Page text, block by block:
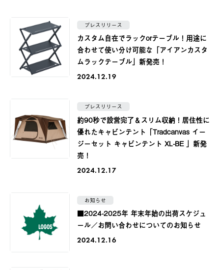
プレスリリース
カスタム自在でラックorテーブル！用途に
合わせて使い分け可能な「アイアンカスタ
ムラックテーブル」新発売！
2024.12.19
プレスリリース
約90秒で設営完了＆スリム収納！居住性に
優れたキャビンテント「Tradcanvas イー
ジーセット キャビンテント XL-BE 」新発
売！
2024.12.17
お知らせ
■2024-2025年 年末年始の出荷スケジュ
ール／お問い合わせについてのお知らせ
2024.12.16